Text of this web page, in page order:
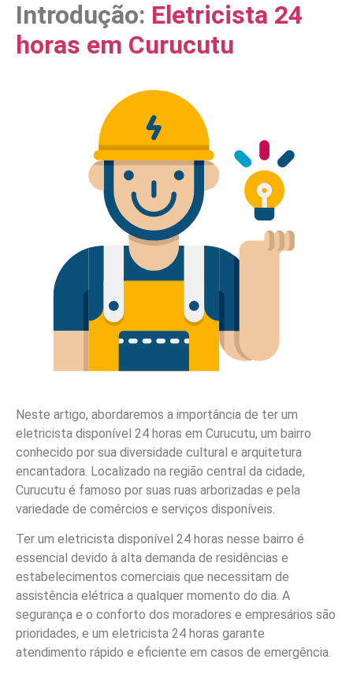
Introdução: Eletricista 24
horas em Curucutu
Neste artigo, abordaremos a importância de ter um
eletricista disponível 24 horas em Curucutu, um bairro
conhecido por sua diversidade cultural e arquitetura
encantadora. Localizado na região central da cidade,
Curucutu é famoso por suas ruas arborizadas e pela
variedade de comércios e serviços disponíveis.
Ter um eletricista disponível 24 horas nesse bairro é
essencial devido à alta demanda de residências e
estabelecimentos comerciais que necessitam de
assistência elétrica a qualquer momento do dia. A
segurança e o conforto dos moradores e empresários são
prioridades, e um eletricista 24 horas garante
atendimento rápido e eficiente em casos de emergência.